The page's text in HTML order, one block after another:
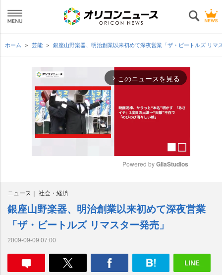
ホーム 芸能 銀座山野楽器、明治創業以来初めて深夜営業「ザ・ビートルズ リマ
arrow_forward_ios このニュースを見る
Powered by GliaStudios
ニュース 社会・経済
銀座山野楽器、明治創業以来初めて深夜営業
「ザ・ビートルズ リマスター発売」
2009-09-09 07:00